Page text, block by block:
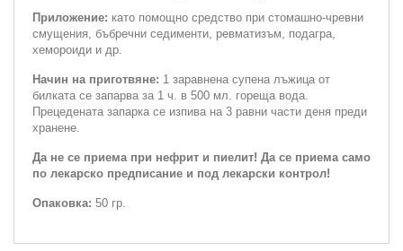
Приложение: като помощно средство при стомашно-чревни
смущения, бъбречни седименти, ревматизъм, подагра,
хемороиди и др.
Начин на приготвяне: 1 заравнена супена лъжица от
билката се запарва за 1 ч. в 500 мл. гореща вода.
Прецедената запарка се изпива на 3 равни части деня преди
хранене.
Да не се приема при нефрит и пиелит! Да се приема само
по лекарско предписание и под лекарски контрол!
Опаковка: 50 гр.